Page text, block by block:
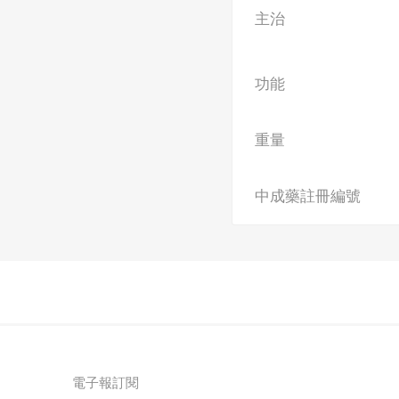
主治
功能
重量
中成藥註冊編號
電子報訂閱